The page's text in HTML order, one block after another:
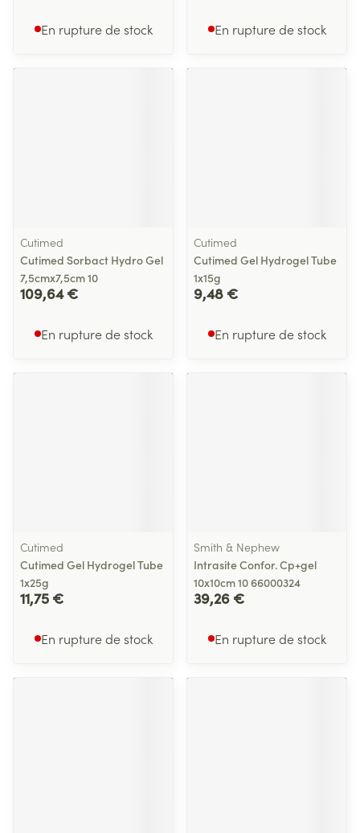
En rupture de stock En rupture de stock
Cutimed
Cutimed Sorbact Hydro Gel
7,5cmx7,5cm 10
109,64 €
En rupture de stock
Cutimed
Cutimed Gel Hydrogel Tube
1x15g
9,48 €
En rupture de stock
Cutimed
Cutimed Gel Hydrogel Tube
1x25g
11,75 €
En rupture de stock
Smith & Nephew
Intrasite Confor. Cp+gel
10x10cm 10 66000324
39,26 €
En rupture de stock